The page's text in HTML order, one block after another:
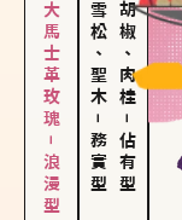
大馬士革玫瑰－浪漫型 雪松、聖木
－
務實型
胡椒、肉桂
－
佔有型